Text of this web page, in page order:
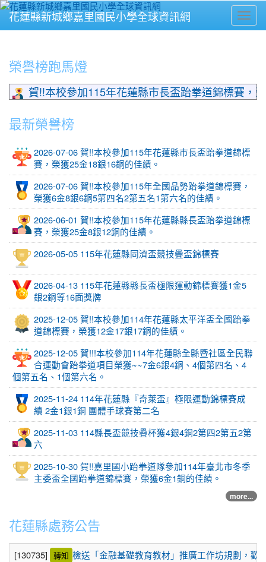
⏸
花蓮縣新城鄉嘉里國民小學全球資訊網
榮譽榜跑馬燈
!!本校參加115年花蓮縣市長盃跆拳道錦標賽，榮獲25
最新榮譽榜
2026-07-06 賀!!本校參加115年花蓮縣市長盃跆拳道錦標
賽，榮獲25金18銀16銅的佳績。
2026-07-06 賀!!本校參加115年全國品勢跆拳道錦標賽，
榮獲6金8銀6銅5第四名2第五名1第六名的佳績。
2026-06-01 賀!!本校參加115年花蓮縣縣長盃跆拳道錦標
賽，榮獲25金8銀12銅的佳績。
2026-05-05 115年花蓮縣同濟盃競技疊盃錦標賽
2026-04-13 115年花蓮縣縣長盃極限運動錦標賽獲1金5
銀2銅等16面獎牌
2025-12-05 賀!!本校參加114年花蓮縣太平洋盃全國跆拳
道錦標賽，榮獲12金17銀17銅的佳績。
2025-12-05 賀!!!本校參加114年花蓮縣全縣暨社區全民聯
合運動會跆拳道項目榮獲~~7金6銀4銅、4個第四名、4
個第五名、1個第六名。
2025-11-24 114年花蓮縣『奇萊盃』極限運動錦標賽成
績 2金1銀1銅 團體手球賽第二名
2025-11-03 114縣長盃競技疊杯獲4銀4銅2第四2第五2第
六
2025-10-30 賀!!嘉里國小跆拳道隊參加114年臺北市冬季
主委盃全國跆拳道錦標賽，榮獲6金1銅的佳績。
more...
花蓮縣處務公告
[130735] 轉知 檢送「金融基礎教育教材」推廣工作坊規劃，